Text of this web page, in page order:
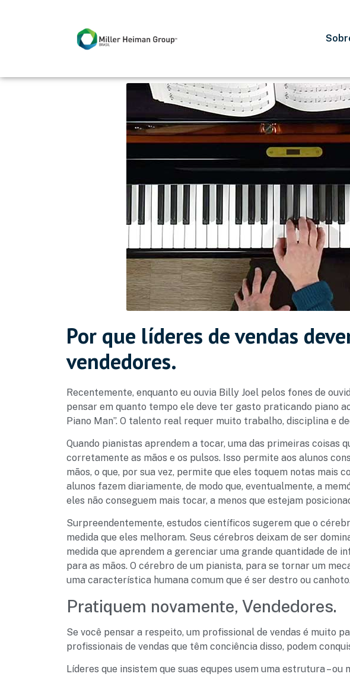
Por que líderes de vendas
vendedores.
Recentemente, enquanto eu ouvia Billy Joel pelos fones de
pensar em quanto tempo ele deve ter gasto praticando piano
Piano Man”. O talento real requer muito trabalho, disciplina e
Quando pianistas aprendem a tocar, uma das primeiras coisas
corretamente as mãos e os pulsos. Isso permite aos alunos
mãos, o que, por sua vez, permite que eles toquem notas mais
alunos fazem diariamente, de modo que, eventualmente, a
eles não conseguem mais tocar, a menos que estejam
Surpreendentemente, estudos científicos sugerem que o
medida que eles melhoram. Seus cérebros deixam de ser
medida que aprendem a gerenciar uma grande quantidade de
para as mãos. O cérebro de um pianista, para se tornar um
uma característica humana comum que é ser destro ou
Pratiquem novamente, Vendedores.
Se você pensar a respeito, um profissional de vendas é muito
profissionais de vendas que têm conciência disso, podem
Líderes que insistem que suas equpes usem uma estrutura – ou